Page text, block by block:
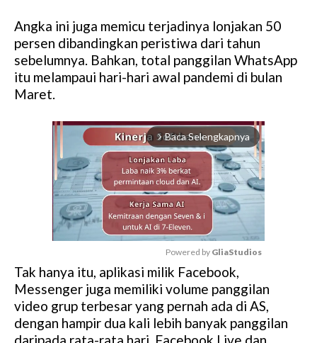
Angka ini juga memicu terjadinya lonjakan 50
persen dibandingkan peristiwa dari tahun
sebelumnya. Bahkan, total panggilan WhatsApp
itu melampaui hari-hari awal pandemi di bulan
Maret.
arrow_forward_ios Baca Selengkapnya
M
u
t
e
Powered by GliaStudios
Tak hanya itu, aplikasi milik Facebook,
Messenger juga memiliki volume panggilan
video grup terbesar yang pernah ada di AS,
dengan hampir dua kali lebih banyak panggilan